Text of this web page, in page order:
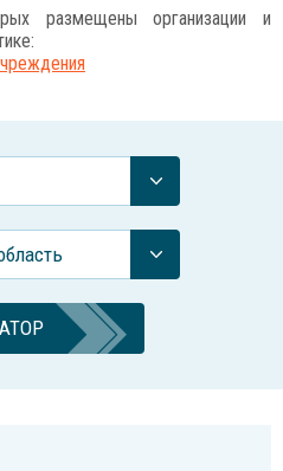
размещены организации и